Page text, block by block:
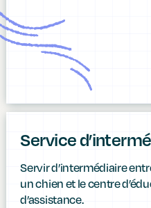
Service
Servir d’intermédiaire
un chien et le centre
d’assistance.